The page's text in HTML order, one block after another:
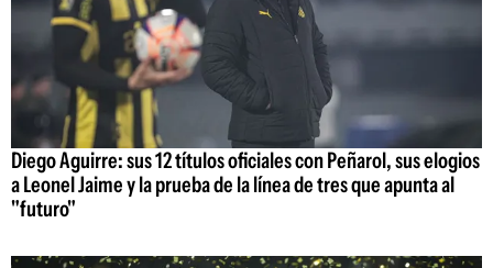
Diego Aguirre: sus 12 títulos oficiales con Peñarol, sus elogios
a Leonel Jaime y la prueba de la línea de tres que apunta al
"futuro"